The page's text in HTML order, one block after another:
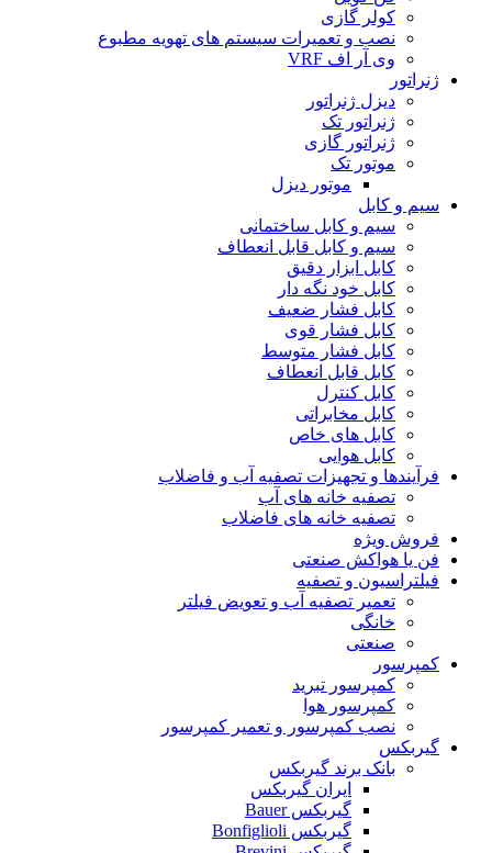
کولر گازی
نصب و تعمیرات سیستم های تهویه مطبوع
وی آر اف VRF
ژنراتور
دیزل ژنراتور
ژنراتور تک
ژنراتور گازی
موتور تک
موتور دیزل
سیم و کابل
سیم و کابل ساختمانی
سیم و کابل قابل انعطاف
کابل ابزار دقیق
کابل خود نگه دار
کابل فشار ضعیف
کابل فشار قوی
کابل فشار متوسط
کابل قابل انعطاف
کابل کنترل
کابل مخابراتی
کابل های خاص
کابل هوایی
فرآیندها و تجهیزات تصفیه آب و فاضلاب
تصفیه خانه های آب
تصفیه خانه های فاضلاب
فروش ویژه
فن یا هواکش صنعتی
فیلتراسیون و تصفیه
تعمیر تصفیه آب و تعویض فیلتر
خانگی
صنعتی
کمپرسور
کمپرسور تبرید
کمپرسور هوا
نصب کمپرسور و تعمیر کمپرسور
گیربکس
بانک برند گیربکس
ایران گیربکس
گیربکس Bauer
گیربکس Bonfiglioli